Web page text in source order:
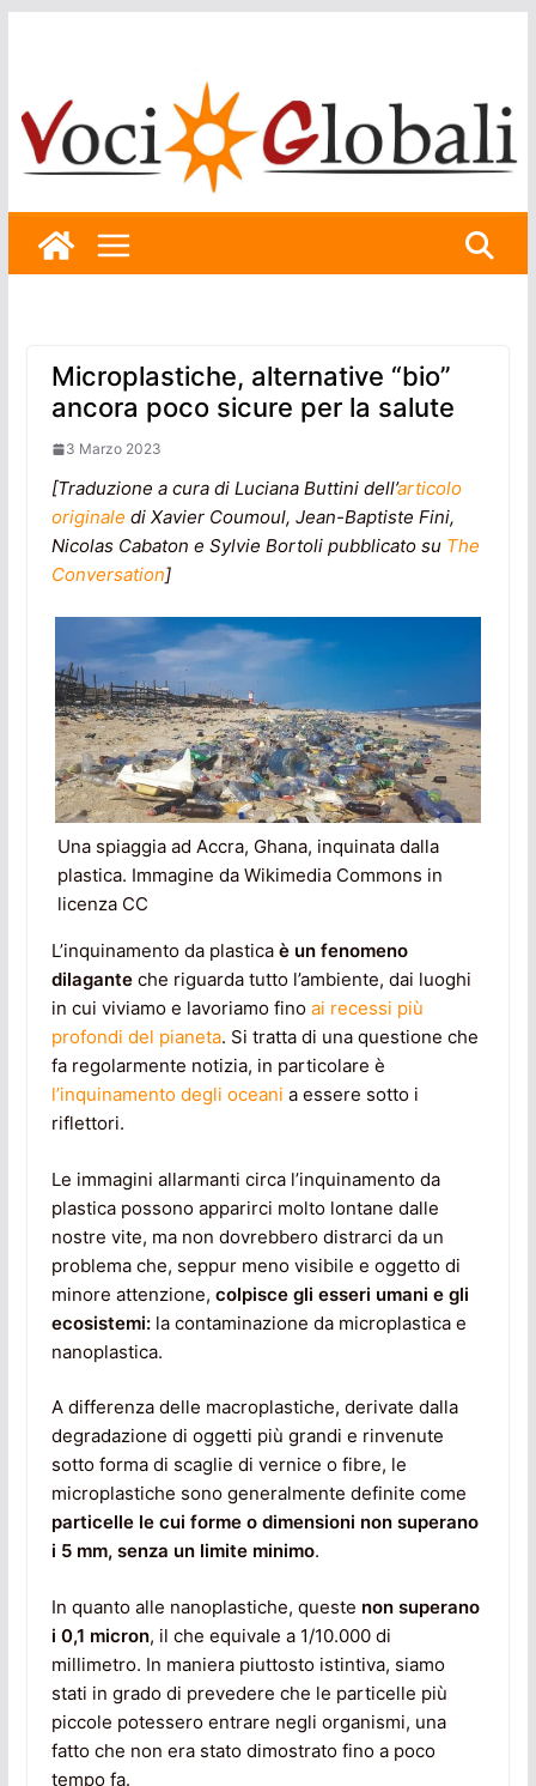
Microplastiche, alternative “bio”
ancora poco sicure per la salute
3 Marzo 2023
[Traduzione a cura di Luciana Buttini dell’articolo
originale di Xavier Coumoul, Jean-Baptiste Fini,
Nicolas Cabaton e Sylvie Bortolipubblicato su The
Conversation]
Una spiaggia ad Accra, Ghana, inquinata dalla
plastica. Immagine da Wikimedia Commons in
licenza CC
L’inquinamento da plastica è un fenomeno
dilaganteche riguarda tutto l’ambiente, dai luoghi
in cui viviamo e lavoriamo fino ai recessi più
profondi del pianeta. Si tratta di una questione che
fa regolarmente notizia, in particolare è
l’inquinamento degli oceani a essere sotto i
riflettori.
Le immagini allarmanti circa l’inquinamento da
plastica possono apparirci molto lontane dalle
nostre vite, ma non dovrebbero distrarci da un
problema che, seppur meno visibile e oggetto di
minore attenzione, colpisce gli esseri umani e gli
ecosistemi:la contaminazione da microplastica e
nanoplastica.
A differenza delle macroplastiche, derivate dalla
degradazione di oggetti più grandi e rinvenute
sotto forma di scaglie di vernice o fibre, le
microplastiche sono generalmente definite come
particelle le cui forme o dimensioni non superano
i 5 mm, senza un limite minimo.
In quanto alle nanoplastiche, queste non superano
i 0,1 micron, il che equivale a 1/10.000 di
millimetro. In maniera piuttosto istintiva, siamo
stati in grado di prevedere che le particelle più
piccole potessero entrare negli organismi, una
fatto che non era stato dimostrato fino a poco
tempo fa.